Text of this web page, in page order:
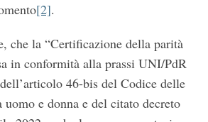
[2].
che la “Certificazione della parità
in conformità alla prassi UNI/PdR
46-bis del Codice delle
e donna e del citato decreto